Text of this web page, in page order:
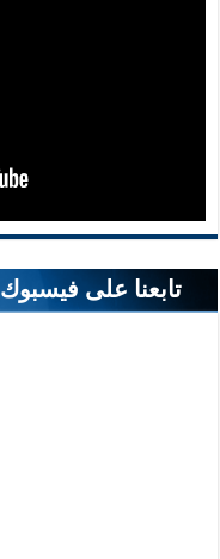
تابعنا على فيسبوك